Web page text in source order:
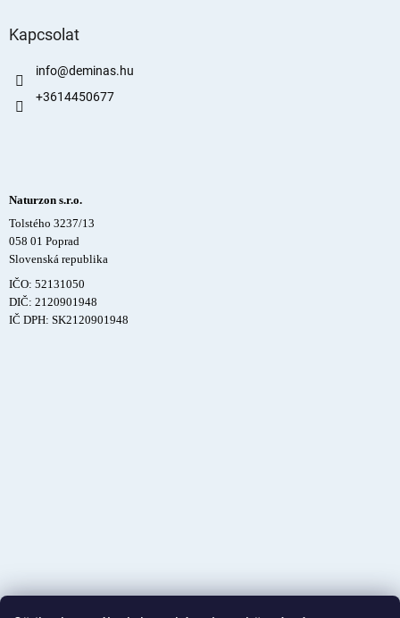
Kapcsolat
info@deminas.hu
+3614450677
Naturzon s.r.o.
Tolstého 3237/13
058 01 Poprad
Slovenská republika
IČO: 52131050
DIČ: 2120901948
IČ DPH: SK2120901948